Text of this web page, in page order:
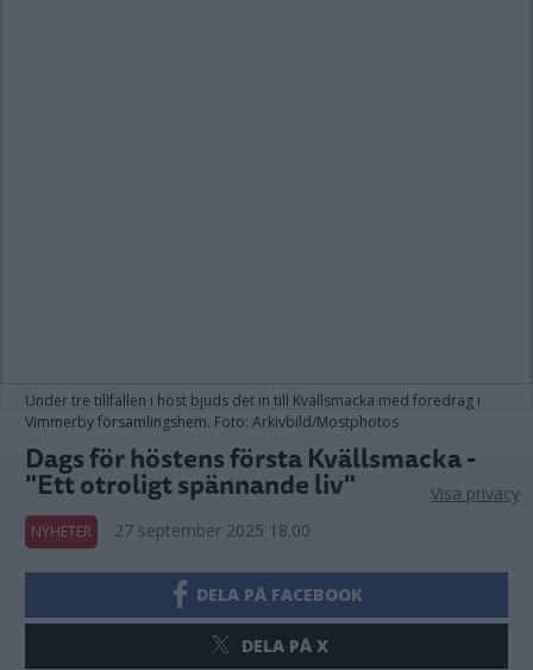
Under tre tillfällen i höst bjuds det in till Kvällsmacka med föredrag i
Vimmerby församlingshem. Foto: Arkivbild/Mostphotos
Dags för höstens första Kvällsmacka -
"Ett otroligt spännande liv"
NYHETER 27 september 2025 18.00
DELA PÅ FACEBOOK
DELA PÅ X
Visa privacy